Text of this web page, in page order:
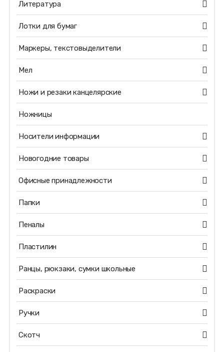
Литература
Лотки для бумаг
Маркеры, текстовыделители
Мел
Ножи и резаки канцелярские
Ножницы
Носители информации
Новогодние товары
Офисные принадлежности
Папки
Пеналы
Пластилин
Ранцы, рюкзаки, сумки школьные
Раскраски
Ручки
Скотч